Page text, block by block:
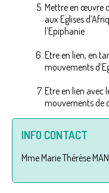
Mettre en œuvre
aux Eglises
l’Epiphanie
Etre en lien, en
mouvements
Etre en lien avec
mouvements de
INFO CONTACT
Mme Marie Thérèse